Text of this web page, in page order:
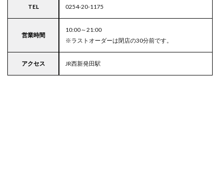
TEL 0254-20-1175
営業時間
10:00～21:00
※ラストオーダーは閉店の30分前です。
アクセス JR西新発田駅